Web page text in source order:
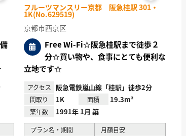
フルーツマンスリー京都 阪急桂駅 301・
1K(No.629519)
お気
に入
京都市西京区
Free Wi-Fi☆阪急桂駅まで徒歩２
分☆買い物や、食事にとても便利な
立地です☆
アクセス 阪急電鉄嵐山線「桂駅」徒歩2分
間取り 1K 面積 19.3m²
築年数 1991年 1月 築
プラン名・期間
月額目安